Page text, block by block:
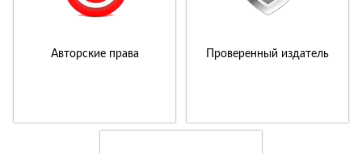
Авторские права Проверенный издатель